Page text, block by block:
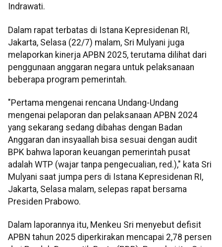
Indrawati.
Dalam rapat terbatas di Istana Kepresidenan RI,
Jakarta, Selasa (22/7) malam, Sri Mulyani juga
melaporkan kinerja APBN 2025, terutama dilihat dari
penggunaan anggaran negara untuk pelaksanaan
beberapa program pemerintah.
"Pertama mengenai rencana Undang-Undang
mengenai pelaporan dan pelaksanaan APBN 2024
yang sekarang sedang dibahas dengan Badan
Anggaran dan insyaallah bisa sesuai dengan audit
BPK bahwa laporan keuangan pemerintah pusat
adalah WTP (wajar tanpa pengecualian, red.)," kata Sri
Mulyani saat jumpa pers di Istana Kepresidenan RI,
Jakarta, Selasa malam, selepas rapat bersama
Presiden Prabowo.
Dalam laporannya itu, Menkeu Sri menyebut defisit
APBN tahun 2025 diperkirakan mencapai 2,78 persen